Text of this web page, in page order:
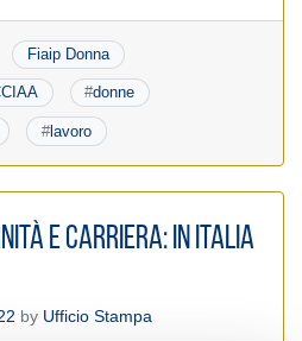
Fiaip Donna
#donne
#lavoro
e carriera: in Italia
by Ufficio Stampa